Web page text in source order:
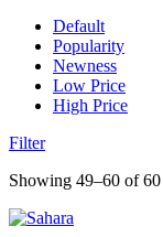
Default
Popularity
Newness
Low Price
High Price
Filter
Showing 49–60 of 60